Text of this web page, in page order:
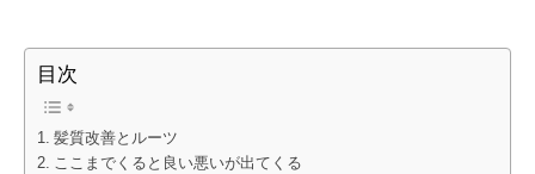
目次
髪質改善とルーツ
ここまでくると良い悪いが出てくる